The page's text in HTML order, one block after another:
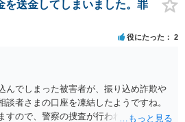
を送金してしまいました。罪
役にたった 2
んでしまった被害者が、振り込め詐欺や
談者さまの口座を凍結したようですね。
すので、警察の捜査が行われている可能